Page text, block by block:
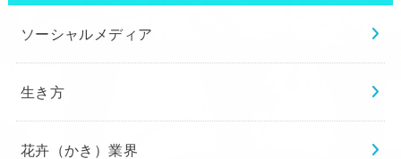
ソーシャルメディア
生き方
花卉（かき）業界